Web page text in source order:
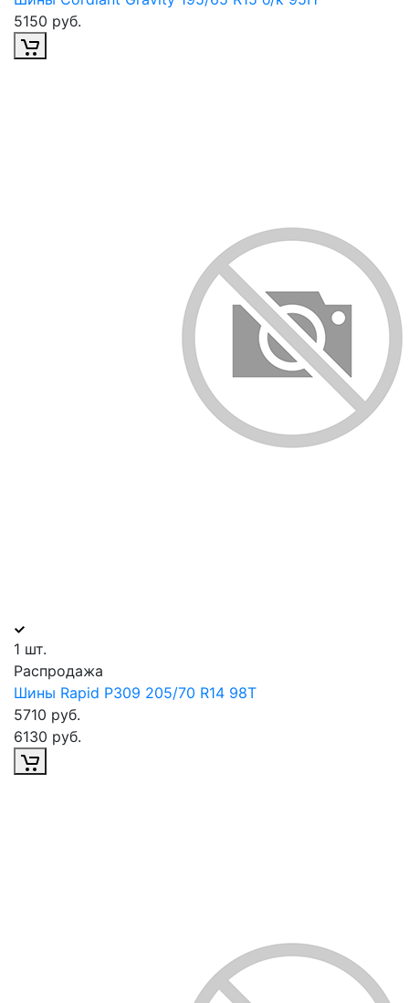
5150 руб.
1 шт.
Распродажа
Шины Rapid P309 205/70 R14 98T
5710 руб.
6130 руб.